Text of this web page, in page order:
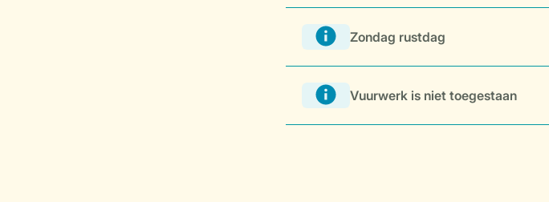
Zondag rustdag
Vuurwerk is niet toegestaan